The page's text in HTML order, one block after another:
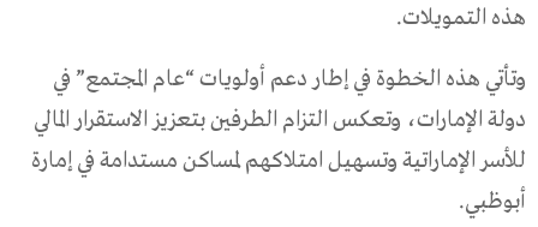
هذه التمويلات.
وتأتي هذه الخطوة في إطار دعم أولويات “عام المجتمع” في
دولة الإمارات، وتعكس التزام الطرفين بتعزيز الاستقرار المالي
للأسر الإماراتية وتسهيل امتلاكهم لمساكن مستدامة في إمارة
أبوظبي.